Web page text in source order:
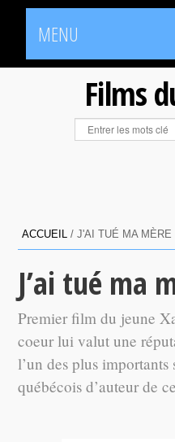
MENU
Films
ACCUEIL /J'AI TUÉ MA MÈRE
J’ai tué ma
Premier film du jeune
coeur lui valut une
l’un des plus importants
québécois d’auteur de